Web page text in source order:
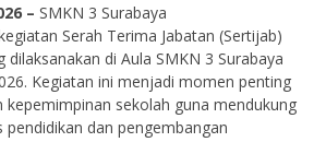
– SMKN 3 Surabaya
Serah Terima Jabatan (Sertijab)
dilaksanakan di Aula SMKN 3 Surabaya
Kegiatan ini menjadi momen penting
kepemimpinan sekolah guna mendukung
pendidikan dan pengembangan